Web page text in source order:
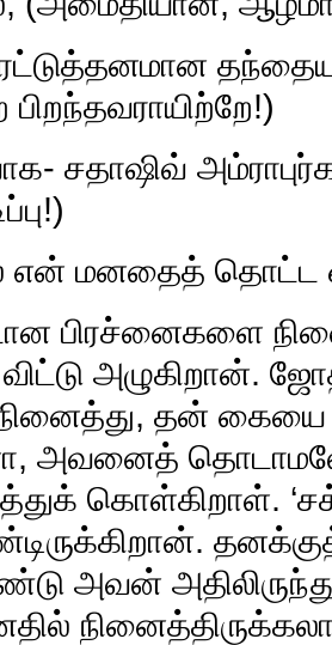
சதாஷிவ்
என் மனதைத் தொட்ட
பிரச்னைகளை
அழுகிறான்.
தன் கையை
அவனைத்
கொள்கிறாள்.
அவன்